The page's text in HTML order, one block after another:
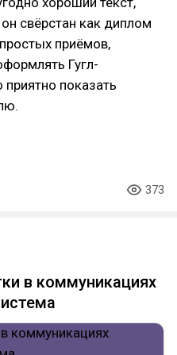
свёрстан как диплом
приёмов,
Гугл-
показать
373
в коммуникациях